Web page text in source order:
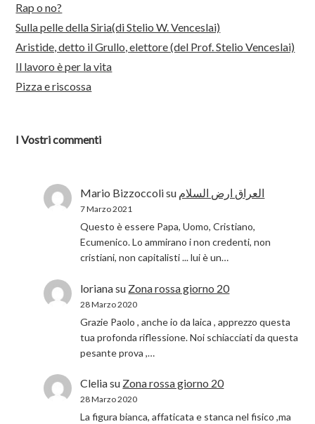
Rap o no?
Sulla pelle della Siria(di Stelio W. Venceslai)
Aristide, detto il Grullo, elettore (del Prof. Stelio Venceslai)
Il lavoro è per la vita
Pizza e riscossa
I Vostri commenti
Mario Bizzoccolisu العراق ارض السلام
7 Marzo 2021
Questo è essere Papa, Uomo, Cristiano,
Ecumenico. Lo ammirano i non credenti, non
cristiani, non capitalisti ... lui è un…
lorianasu Zona rossa giorno 20
28 Marzo 2020
Grazie Paolo , anche io da laica , apprezzo questa
tua profonda riflessione. Noi schiacciati da questa
pesante prova ,…
Cleliasu Zona rossa giorno 20
28 Marzo 2020
La figura bianca, affaticata e stanca nel fisico ,ma